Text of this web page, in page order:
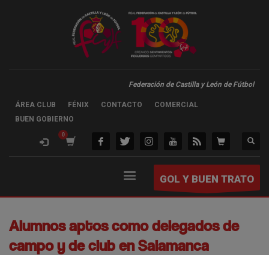
Federación de Castilla y León de Fútbol
ÁREA CLUB FÉNIX CONTACTO
COMERCIAL
BUEN GOBIERNO
GOL Y BUEN TRATO
Alumnos aptos como delegados de
campo y de club en Salamanca